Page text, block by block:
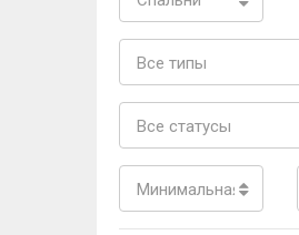
Все типы
Все статусы
Минимальная цена